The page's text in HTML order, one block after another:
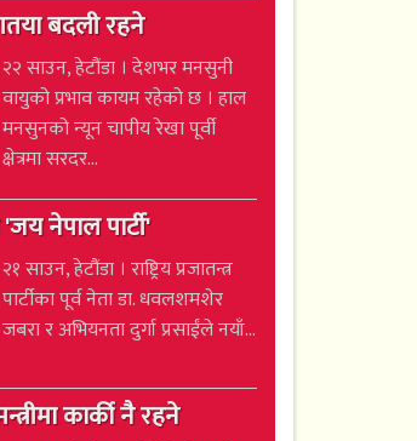
बदली रहने
२२ साउन, हेटौंडा । देशभर मनसुनी
वायुको प्रभाव कायम रहेको छ । हाल
मनसुनको न्यून चापीय रेखा पूर्वी
क्षेत्रमा सरदर...
नेपाल पार्टी'
२१ साउन, हेटौंडा । राष्ट्रिय प्रजातन्त्र
पार्टीका पूर्व नेता डा. धवलशमशेर
जबरा र अभियनता दुर्गा प्रसाईंले नयाँ...
कार्की नै रहने